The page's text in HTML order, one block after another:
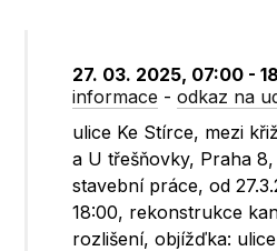
27. 03. 2025, 07:00 -
informace -odkaz na
ulice Ke Stírce, mezi
a U třešňovky, Praha
stavební práce, od
18:00, rekonstrukce
rozlišení, objížďka: